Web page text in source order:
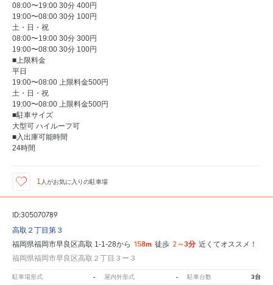
08:00〜19:00 30分 400円
19:00〜08:00 30分 100円
土・日・祝
08:00〜19:00 30分 300円
19:00〜08:00 30分 100円
■上限料金
平日
19:00〜08:00 上限料金500円
土・日・祝
19:00〜08:00 上限料金500円
■駐車サイズ
大型可 ハイルーフ可
■入出庫可能時間
24時間
1 人がお気に入りの駐車場
ID:305070789
高取２丁目第３
福岡県福岡市早良区高取 1-1-28から 158m 徒歩 2～3分 近くてオススメ！
福岡県福岡市早良区高取２丁目３ー３
駐車場形式 - 屋内外形式 - 駐車台数 3台